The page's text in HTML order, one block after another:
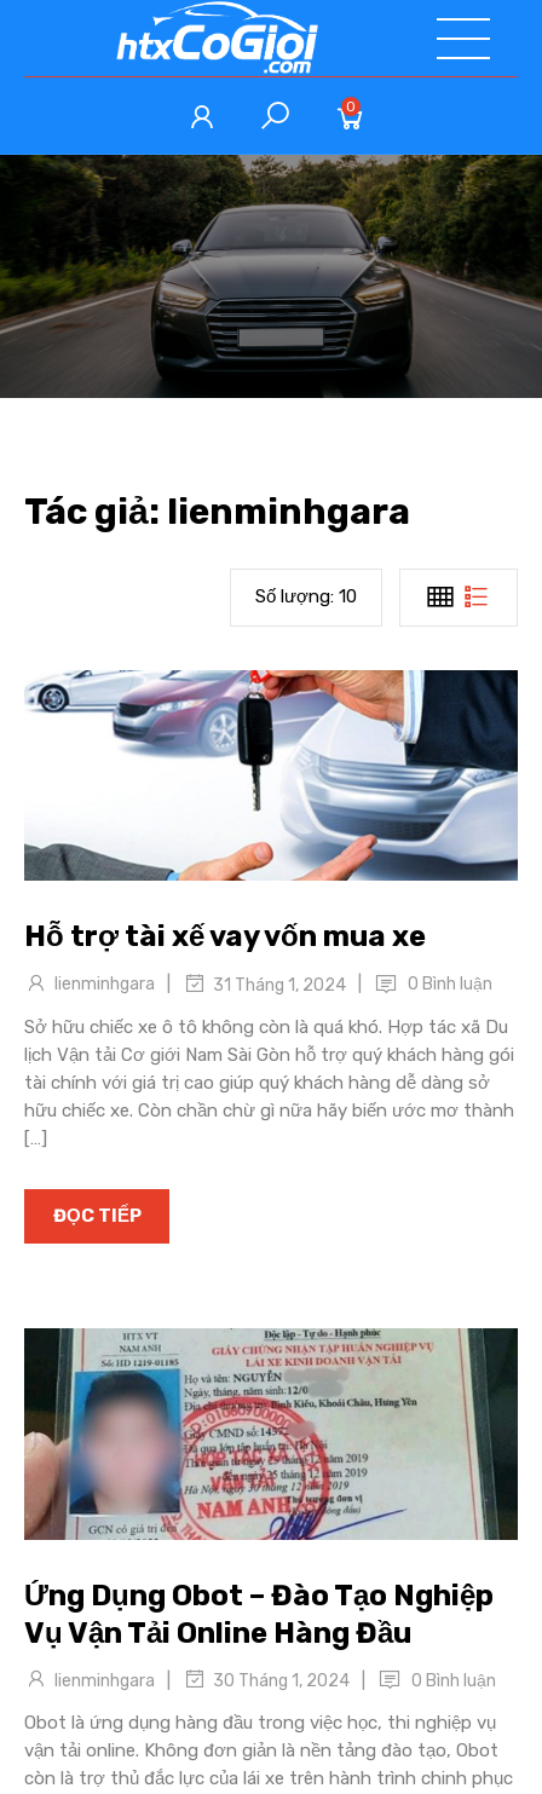
0
Tác giả: lienminhgara
Số lượng: 10
Hỗ trợ tài xế vay vốn mua xe
lienminhgara 31 Tháng 1, 2024 0 Bình luận
Sở hữu chiếc xe ô tô không còn là quá khó. Hợp tác xã Du
lịch Vận tải Cơ giới Nam Sài Gòn hỗ trợ quý khách hàng gói
tài chính với giá trị cao giúp quý khách hàng dễ dàng sở
hữu chiếc xe. Còn chần chừ gì nữa hãy biến ước mơ thành
[…]
ĐỌC TIẾP
Ứng Dụng Obot – Đào Tạo Nghiệp
Vụ Vận Tải Online Hàng Đầu
lienminhgara 30 Tháng 1, 2024 0 Bình luận
Obot là ứng dụng hàng đầu trong việc học, thi nghiệp vụ
vận tải online. Không đơn giản là nền tảng đào tạo, Obot
còn là trợ thủ đắc lực của lái xe trên hành trình chinh phục